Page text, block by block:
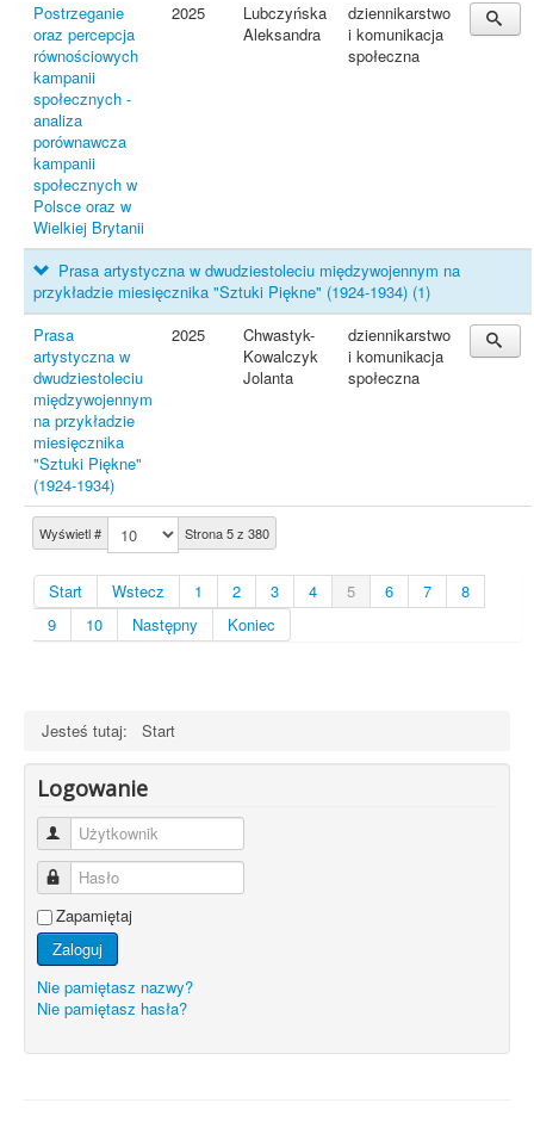
Wyświetl # Strona 5 z 380
Start Wstecz 1 2 3 4 5 6 7
8
9
10 Następny Koniec
Postrzeganie
oraz percepcja
równościowych
kampanii
społecznych -
analiza
porównawcza
kampanii
społecznych w
Polsce oraz w
Wielkiej Brytanii
2025
Lubczyńska
Aleksandra
dziennikarstwo
i komunikacja
społeczna
Prasa artystyczna w dwudziestoleciu międzywojennym na
przykładzie miesięcznika "Sztuki Piękne" (1924-1934) (1)
Prasa
artystyczna w
dwudziestoleciu
międzywojennym
na przykładzie
miesięcznika
"Sztuki Piękne"
(1924-1934)
2025
Chwastyk-
Kowalczyk
Jolanta
dziennikarstwo
i komunikacja
społeczna
Jesteś tutaj: Start
Logowanie
Użytkownik
Hasło
Zapamiętaj
Zaloguj
Nie pamiętasz nazwy?
Nie pamiętasz hasła?